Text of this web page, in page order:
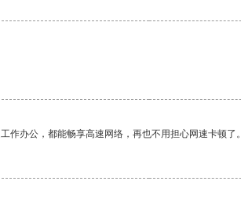
办公，都能畅享高速网络，再也不用担心网速卡顿了。